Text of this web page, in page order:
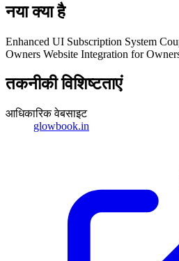
नया क्या है
Enhanced UI Subscription System
Owners Website Integration for
तकनीकी विशिष्टताएं
आधिकारिक वेबसाइट
glowbook.in